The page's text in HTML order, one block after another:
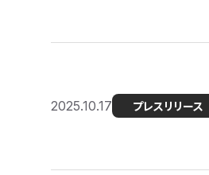
2025.10.17 プレスリリース